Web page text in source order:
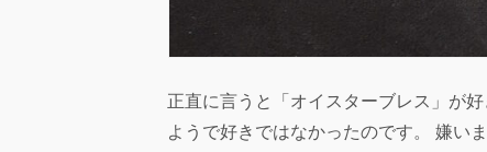
正直に言うと「オイスターブレス」が
ようで好きではなかったのです。 嫌い